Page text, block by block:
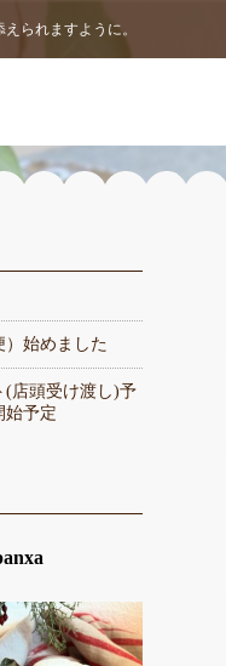
られますように。
）始めました
(店頭受け渡し)予
始予定